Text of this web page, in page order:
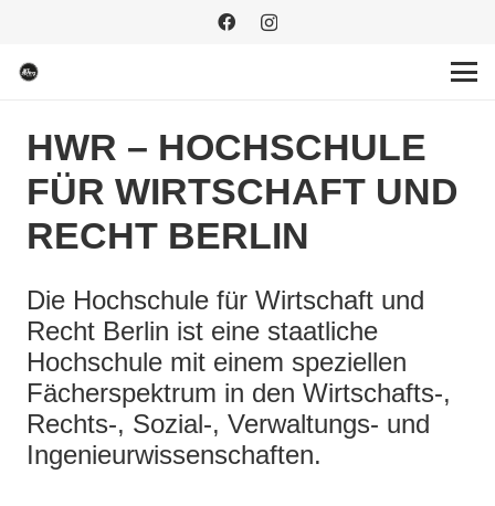
HWR – HOCHSCHULE
FÜR WIRTSCHAFT UND
RECHT BERLIN
Die Hochschule für Wirtschaft und
Recht Berlin ist eine staatliche
Hochschule mit einem speziellen
Fächerspektrum in den Wirtschafts-,
Rechts-, Sozial-, Verwaltungs- und
Ingenieurwissenschaften.